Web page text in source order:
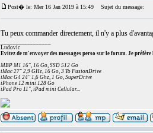
Post� le: Mer 16 Jan 2019 à 15:49 Sujet du message:
Tu peux commander directement, il n'y a plus
Ludovic
Evitez de m'envoyer des messages perso sur le forum. Je préfère
MBP M1 16", 16 Go, SSD 512 Go
iMac 27" 2,9 GHz, 16 Go, 3 To FusionDrive
iMac G4 24" 1,6 Ghz, 1 Go, SuperDrive
iPhone 12 mini 128 Go
iPad Pro 11", iPad mini Cellular...